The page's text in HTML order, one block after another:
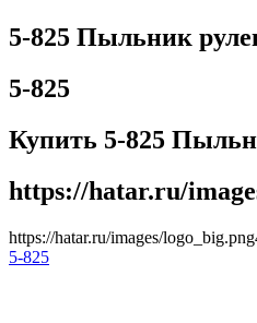
5-825 Пыльник
5-825
Купить 5-825
https://hatar.ru/
https://hatar.ru/images/logo_big.png
5-825